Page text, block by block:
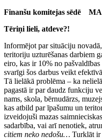
Finanšu komitejas sēdē
Tēriņi lieli, atdeve?!
Informējot par situāciju
teritoriju uzturēšanas darbiem
eiro, kas ir 10% no
svarīgi šos darbus veikt
Tā lielākā problēma – ka
pagastā ir par daudz funkciju
nams, skola, bērnudārzs,
kas atbild par īpašumu un
izveidojuši mazas
sadarbība, vai arī nenotiek,
citiem neko nedošu… Turklāt ir